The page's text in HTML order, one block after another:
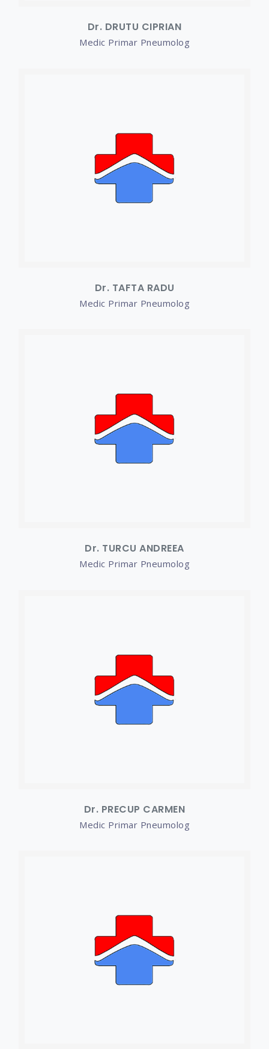
Dr. DRUTU CIPRIAN
Medic Primar Pneumolog
Dr. TAFTA RADU
Medic Primar Pneumolog
Dr. TURCU ANDREEA
Medic Primar Pneumolog
Dr. PRECUP CARMEN
Medic Primar Pneumolog